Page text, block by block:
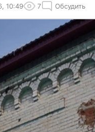
10:49 7 Обсудить